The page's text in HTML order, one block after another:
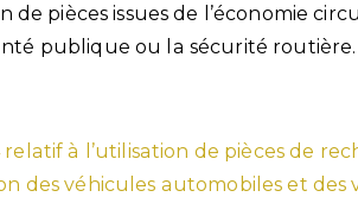
de pièces issues de l’économie
publique ou la sécurité routière.
à l’utilisation de pièces de
des véhicules automobiles et des